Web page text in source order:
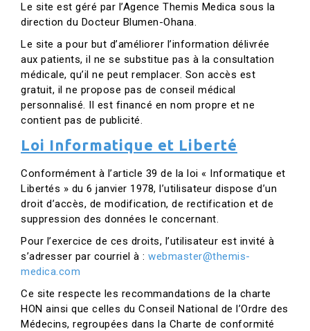
Le site est géré par l’Agence Themis Medica sous la
direction du Docteur Blumen-Ohana.
Le site a pour but d’améliorer l’information délivrée
aux patients, il ne se substitue pas à la consultation
médicale, qu’il ne peut remplacer. Son accès est
gratuit, il ne propose pas de conseil médical
personnalisé. Il est financé en nom propre et ne
contient pas de publicité.
Loi Informatique et Liberté
Conformément à l’article 39 de la loi « Informatique et
Libertés » du 6 janvier 1978, l’utilisateur dispose d’un
droit d’accès, de modification, de rectification et de
suppression des données le concernant.
Pour l’exercice de ces droits, l’utilisateur est invité à
s’adresser par courriel à : webmaster@themis-
medica.com
Ce site respecte les recommandations de la charte
HON ainsi que celles du Conseil National de l’Ordre des
Médecins, regroupées dans la Charte de conformité